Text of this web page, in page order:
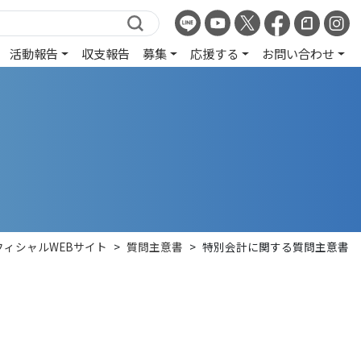
活動報告 収支報告 募集 応援する お問い合わせ
シャルWEBサイト > 質問主意書 > 特別会計に関する質問主意書